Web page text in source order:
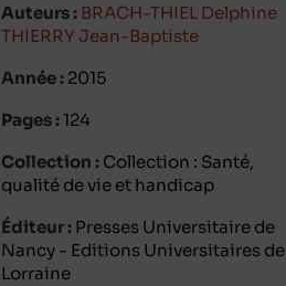
Auteurs : BRACH-THIEL Delphine
THIERRY Jean-Baptiste
Année : 2015
Pages :124
Collection : Collection : Santé,
qualité de vie et handicap
Éditeur : Presses Universitaire de
Nancy - Editions Universitaires de
Lorraine